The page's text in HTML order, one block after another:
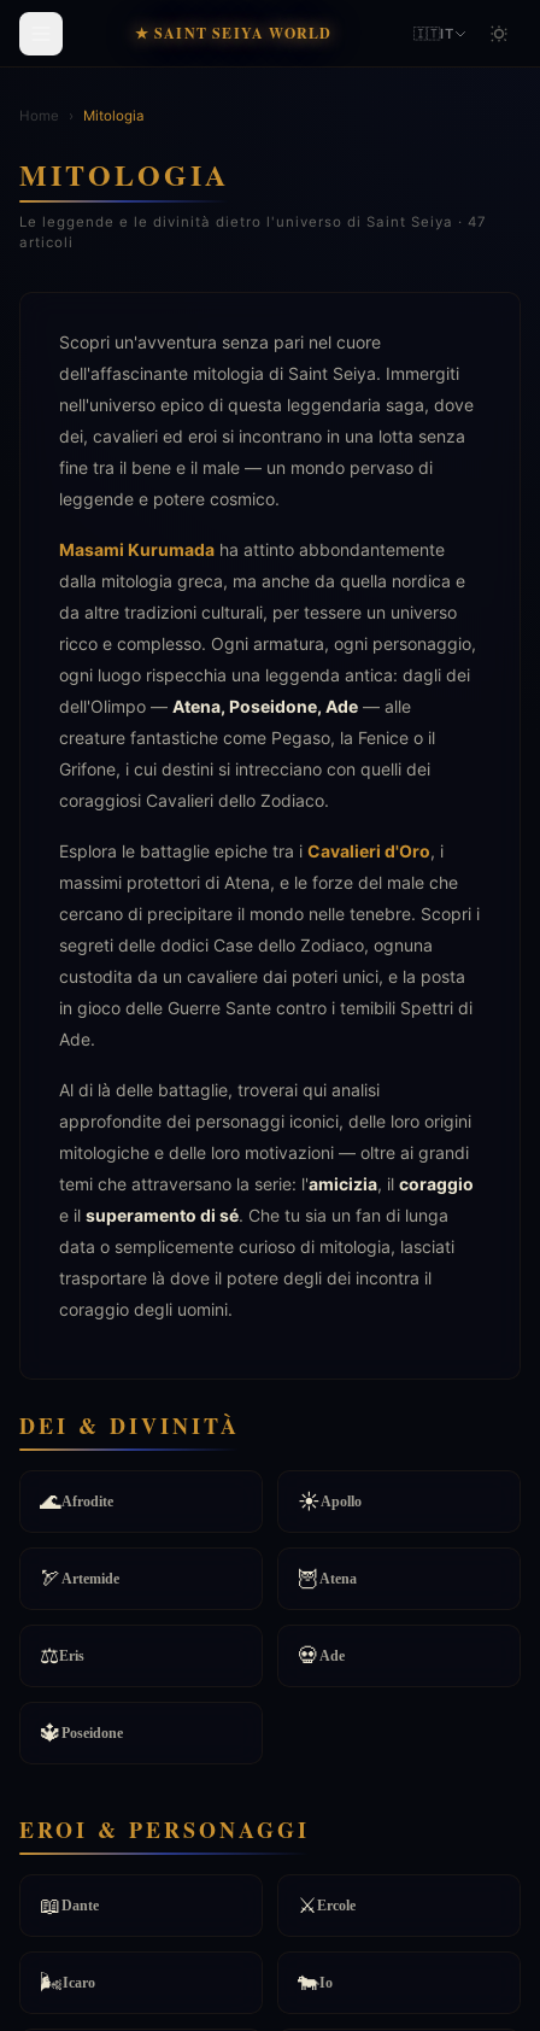
★ SAINT SEIYA WORLD 🇮🇹IT
Home › Mitologia
MITOLOGIA
Le leggende e le divinità dietro l'universo di Saint Seiya · 47
articoli
Scopri un'avventura senza pari nel cuore
dell'affascinante mitologia di Saint Seiya. Immergiti
nell'universo epico di questa leggendaria saga, dove
dei, cavalieri ed eroi si incontrano in una lotta senza
fine tra il bene e il male — un mondo pervaso di
leggende e potere cosmico.
Masami Kurumada ha attinto abbondantemente
dalla mitologia greca, ma anche da quella nordica e
da altre tradizioni culturali, per tessere un universo
ricco e complesso. Ogni armatura, ogni personaggio,
ogni luogo rispecchia una leggenda antica: dagli dei
dell'Olimpo — Atena, Poseidone, Ade — alle
creature fantastiche come Pegaso, la Fenice o il
Grifone, i cui destini si intrecciano con quelli dei
coraggiosi Cavalieri dello Zodiaco.
Esplora le battaglie epiche tra i Cavalieri d'Oro, i
massimi protettori di Atena, e le forze del male che
cercano di precipitare il mondo nelle tenebre. Scopri i
segreti delle dodici Case dello Zodiaco, ognuna
custodita da un cavaliere dai poteri unici, e la posta
in gioco delle Guerre Sante contro i temibili Spettri di
Ade.
Al di là delle battaglie, troverai qui analisi
approfondite dei personaggi iconici, delle loro origini
mitologiche e delle loro motivazioni — oltre ai grandi
temi che attraversano la serie: l'amicizia, il coraggio
e il superamento di sé. Che tu sia un fan di lunga
data o semplicemente curioso di mitologia, lasciati
trasportare là dove il potere degli dei incontra il
coraggio degli uomini.
DEI & DIVINITÀ
🌊Afrodite ☀️Apollo
🏹Artemide 🦉Atena
⚖️Eris 💀Ade
🔱Poseidone
EROI & PERSONAGGI
📖Dante ⚔️Ercole
🌬️Icaro 🐄Io